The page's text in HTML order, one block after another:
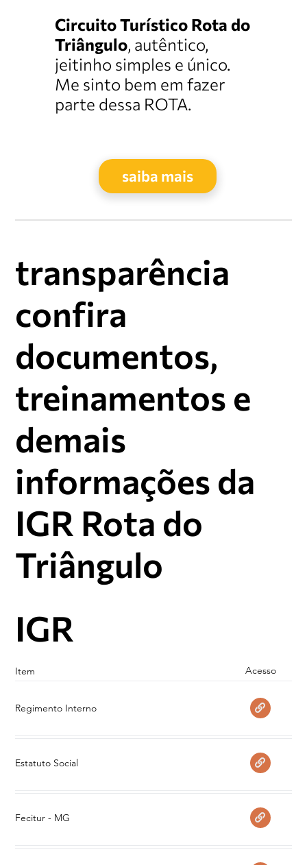
Circuito Turístico Rota do
Triângulo, autêntico,
jeitinho simples e único.
Me sinto bem em fazer
parte dessa ROTA.
saiba mais
Item Acesso
Regimento Interno
Estatuto Social
Fecitur - MG
transparência
confira
documentos,
treinamentos e
demais
informações da
IGR Rota do
Triângulo
IGR